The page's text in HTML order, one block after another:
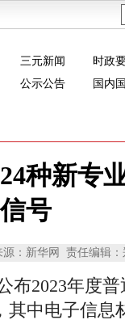
三元新闻
时政
公示公告
国内
种新专
信号
源：新华网 责任编辑
布2023年度
其中电子信息